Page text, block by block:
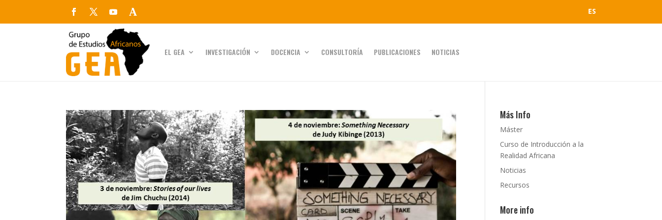
ES
EL GEA INVESTIGACIÓN DOCENCIA CONSULTORÍA PUBLICACIONES NOTICIAS
Más Info
Máster
Curso de Introducción a la
Realidad Africana
Noticias
Recursos
More info